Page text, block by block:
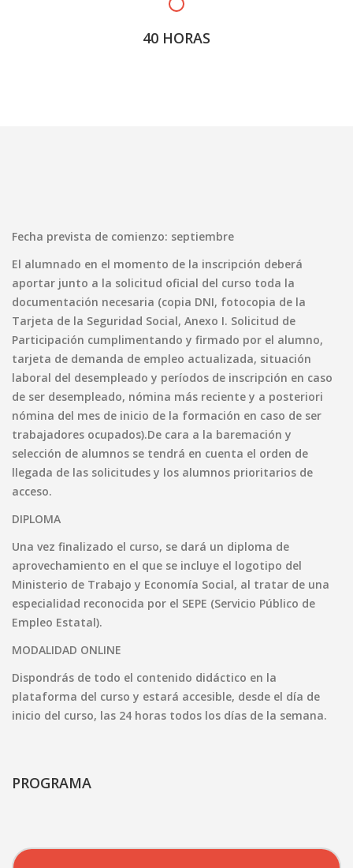
40 HORAS
Fecha prevista de comienzo: septiembre
El alumnado en el momento de la inscripción deberá
aportar junto a la solicitud oficial del curso toda la
documentación necesaria (copia DNI, fotocopia de la
Tarjeta de la Seguridad Social, Anexo I. Solicitud de
Participación cumplimentando y firmado por el alumno,
tarjeta de demanda de empleo actualizada, situación
laboral del desempleado y períodos de inscripción en caso
de ser desempleado, nómina más reciente y a posteriori
nómina del mes de inicio de la formación en caso de ser
trabajadores ocupados).De cara a la baremación y
selección de alumnos se tendrá en cuenta el orden de
llegada de las solicitudes y los alumnos prioritarios de
acceso.
DIPLOMA
Una vez finalizado el curso, se dará un diploma de
aprovechamiento en el que se incluye el logotipo del
Ministerio de Trabajo y Economía Social, al tratar de una
especialidad reconocida por el SEPE (Servicio Público de
Empleo Estatal).
MODALIDAD ONLINE
Dispondrás de todo el contenido didáctico en la
plataforma del curso y estará accesible, desde el día de
inicio del curso, las 24 horas todos los días de la semana.
PROGRAMA